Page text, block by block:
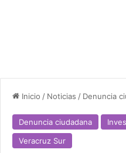
Inicio / Noticias / Denuncia
Denuncia ciudadana
Veracruz Sur